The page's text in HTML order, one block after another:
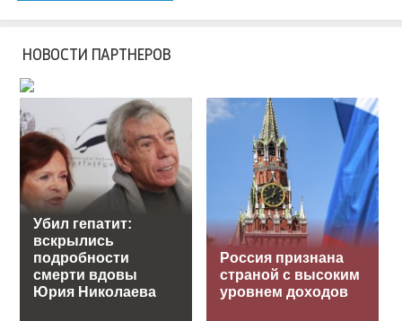
НОВОСТИ ПАРТНЕРОВ
Убил гепатит:
вскрылись
подробности
смерти вдовы
Юрия Николаева
Россия признана
страной с высоким
уровнем доходов